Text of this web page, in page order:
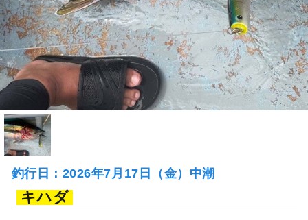
釣行日：2026年7月17日（金）中潮
キハダ